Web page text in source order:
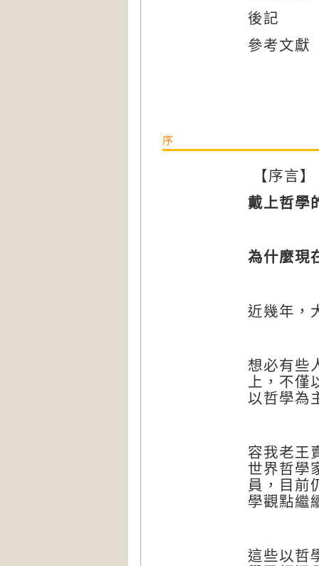
後記
參考文獻
序
【序言】
戴上哲學
為什麼現
近幾年，
想必有些
上，不
以哲學為
容我老王
世界哲學
員，目前
學觀點繼
這些以哲